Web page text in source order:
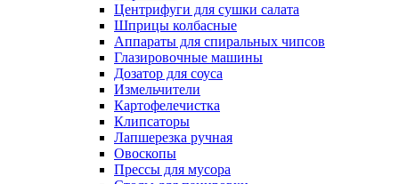
Центрифуги для сушки салата
Шприцы колбасные
Аппараты для спиральных чипсов
Глазировочные машины
Дозатор для соуса
Измельчители
Картофелечистка
Клипсаторы
Лапшерезка ручная
Овоскопы
Прессы для мусора